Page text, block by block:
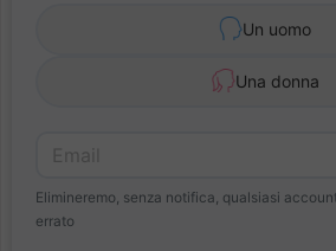
Un uomo
Una donna
Elimineremo, senza notifica, qualsiasi
errato